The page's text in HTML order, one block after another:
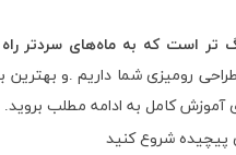
تابلو
است که به ماه‌های سردتر
رومیزی شما داریم.و بهترین
آموزش کامل به ادامه مطلب بروید.